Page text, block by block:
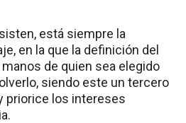
está siempre la
en la que la definición del
de quien sea elegido
siendo este un tercero
priorice los intereses